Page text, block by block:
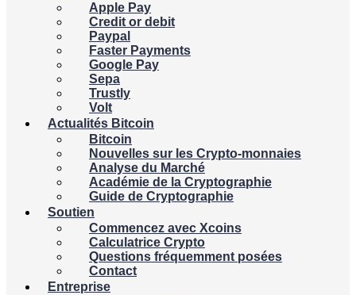
Apple Pay
Credit or debit
Paypal
Faster Payments
Google Pay
Sepa
Trustly
Volt
Actualités Bitcoin
Bitcoin
Nouvelles sur les Crypto-monnaies
Analyse du Marché
Académie de la Cryptographie
Guide de Cryptographie
Soutien
Commencez avec Xcoins
Calculatrice Crypto
Questions fréquemment posées
Contact
Entreprise